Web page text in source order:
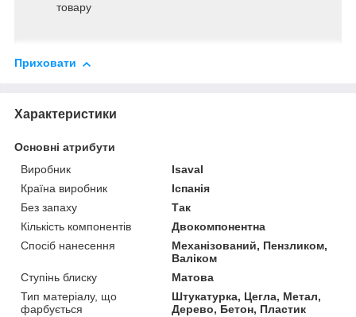
товару
Приховати
Характеристики
Основні атрибути
Виробник
Isaval
Країна виробник
Іспанія
Без запаху
Так
Кількість компонентів
Двокомпонентна
Спосіб нанесення
Механізований, Пензликом,
Валіком
Ступінь блиску
Матова
Тип матеріалу, що
фарбується
Штукатурка, Цегла, Метал,
Дерево, Бетон, Пластик